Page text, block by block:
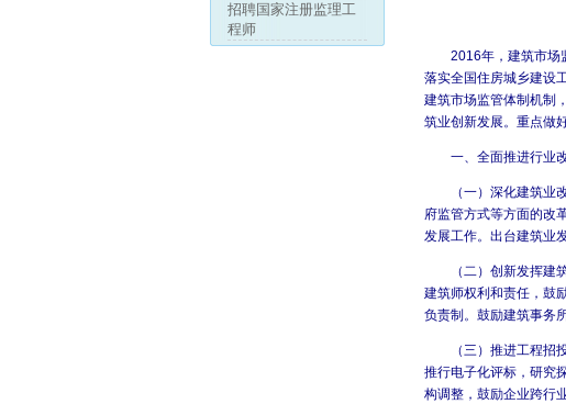
招聘国家注册监理工
程师
sale
2016年，建筑市场
落实全国住房城乡建设
建筑市场监管体制机制
筑业创新发展。重点做
一、全面推进行业
（一）深化建筑业改
府监管方式等方面的改
发展工作。出台建筑业发
（二）创新发挥建筑
建筑师权利和责任，鼓
负责制。鼓励建筑事务
（三）推进工程招投
推行电子化评标，研究
构调整，鼓励企业跨行